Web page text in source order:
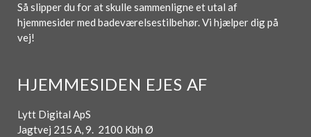
Så slipper du for at skulle sammenligne et utal af
hjemmesider med badeværelsestilbehør. Vi hjælper dig på
vej!
HJEMMESIDEN EJES AF
Lytt Digital ApS
Jagtvej 215 A, 9. 2100 Kbh Ø